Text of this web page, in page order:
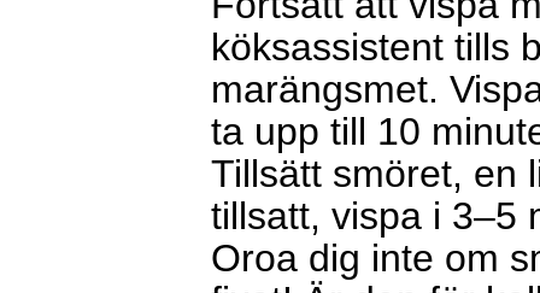
köksassistent tills
marängsmet.
ta upp till 10
Tillsätt smöret, en
tillsatt, vispa i 3–5
Oroa dig inte om